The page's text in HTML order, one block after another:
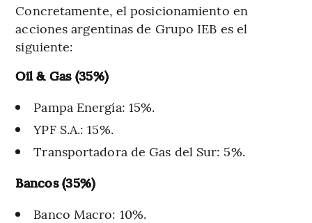
Concretamente, el posicionamiento en
acciones argentinas de Grupo IEB es el
siguiente:
Oil & Gas (35%)
Pampa Energía: 15%.
YPF S.A.: 15%.
Transportadora de Gas del Sur: 5%.
Bancos (35%)
Banco Macro: 10%.